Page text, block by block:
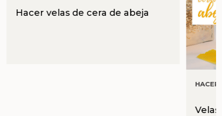
Hacer velas de cera de abeja
HACER